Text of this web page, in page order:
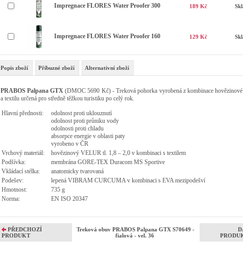
Impregnace FLORES Water Proofer 300 189 Kč
Impregnace FLORES Water Proofer 160 129 Kč
Popis zboží Příbuzné zboží Alternativní zboží
PRABOS Palpana GTX(DMOC 5690 Kč) - Treková pohorka vyrobená z kombinace
a textilu určená pro středně těžkou turistiku po celý rok.
Hlavní přednosti:
odolnost proti uklouznutí
odolnost proti průniku vody
odolnosti proti chladu
absorpce energie v oblasti paty
vyrobeno v ČR
Vrchový materiál:
hovězinový VELUR tl. 1,8 – 2,0 v kombinaci s textilem
Podšívka:
membrána GORE-TEX Duracom MS Sportive
Vkládací stélka:
anatomicky tvarovaná
Podešev:
lepená VIBRAM CURCUMA v kombinaci s EVA mezipodešví
Hmotnost:
735 g
Norma:
EN ISO 20347
PŘEDCHOZÍ
PRODUKT
Treková obuv PRABOS Palpana GTX S70649 -
fialová - vel. 36